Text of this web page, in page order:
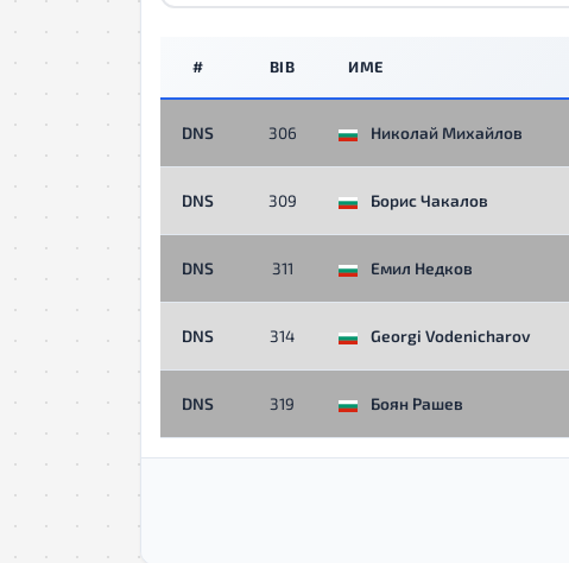
# BIB ИМЕ
DNS 306 Николай Михайлов
DNS 309 Борис Чакалов
DNS 311 Емил Недков
DNS 314 Georgi Vodenicharov
DNS 319 Боян Рашев